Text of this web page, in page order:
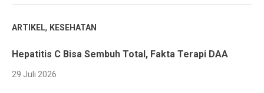
ARTIKEL, KESEHATAN
Hepatitis C Bisa Sembuh Total, Fakta Terapi DAA
29 Juli 2026